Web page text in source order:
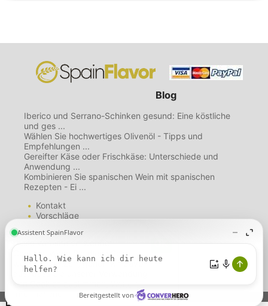
Blog
Iberico und Serrano-Schinken gesund: Eine köstliche
und ges ...
Wählen Sie hochwertiges Olivenöl - Tipps und
Empfehlungen ...
Gereifter Käse oder Frischkäse: Unterschiede und
Anwendung ...
Kombinieren Sie spanischen Wein mit spanischen
Rezepten - Ei ...
Kontakt
Vorschläge
Über uns
Datenschutzbestimmungen
Cookie-Richtlinie
Cookies. Wenn Sie diese Seite
weiterhin nutzen, gehen wir davon
aus, dass Sie unserer Verwendung